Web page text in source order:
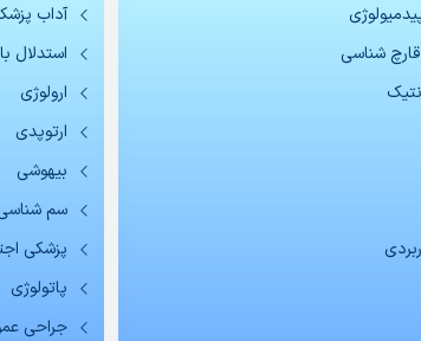
شناسی
آداب
استدلال
ارولوژی
ارتوپدی
بیهوشی
سم شناسی
پزشکی
پاتولوژی
جراحی